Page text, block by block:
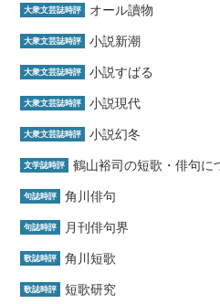
大衆文芸誌時評 オール讀物
大衆文芸誌時評 小説新潮
大衆文芸誌時評 小説すばる
大衆文芸誌時評 小説現代
大衆文芸誌時評 小説幻冬
文学誌時評 鶴山裕司の短歌・俳句
句誌時評 角川俳句
句誌時評 月刊俳句界
歌誌時評 角川短歌
歌誌時評 短歌研究